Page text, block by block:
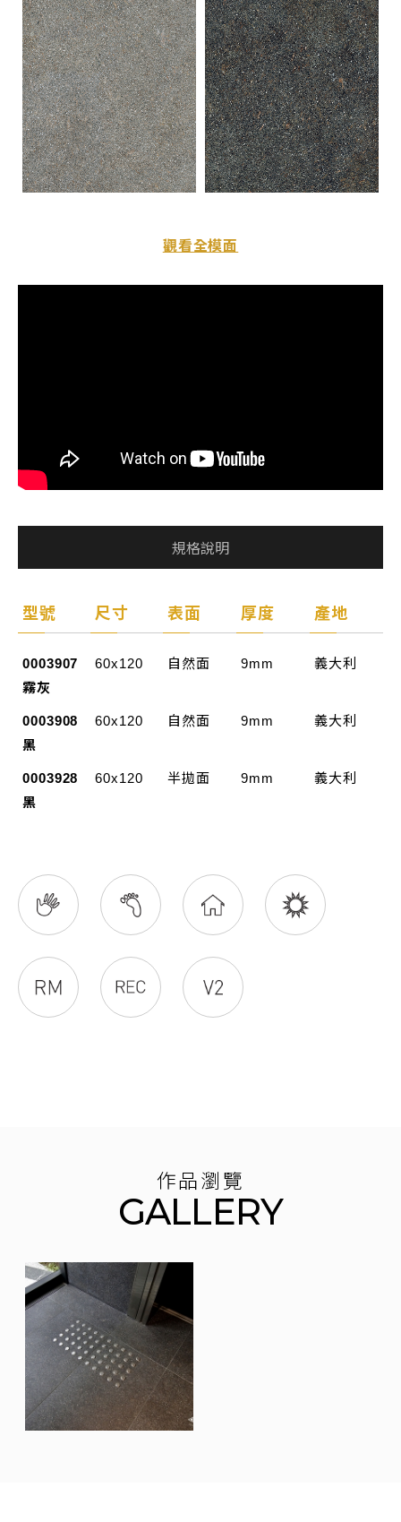
觀看全模面
規格說明
型號 尺寸 表面 厚度 產地
0003907
霧灰
60x120 自然面 9mm 義大利
0003908
黑
60x120 自然面 9mm 義大利
0003928
黑
60x120 半拋面 9mm 義大利
作品瀏覽
GALLERY